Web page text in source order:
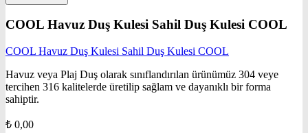
COOL Havuz Duş Kulesi Sahil Duş Kulesi COOL
COOL Havuz Duş Kulesi Sahil Duş Kulesi COOL
Havuz veya Plaj Duş olarak sınıflandırılan ürünümüz 304 veye
tercihen 316 kalitelerde üretilip sağlam ve dayanıklı bir forma
sahiptir.
₺ 0,00